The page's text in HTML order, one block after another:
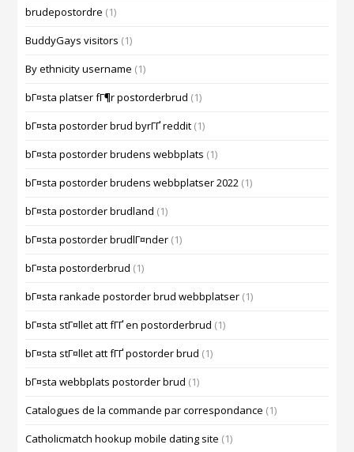
brudepostordre (1)
BuddyGays visitors (1)
By ethnicity username (1)
bГ¤sta platser fГ¶r postorderbrud (1)
bГ¤sta postorder brud byrГҐ reddit (1)
bГ¤sta postorder brudens webbplats (1)
bГ¤sta postorder brudens webbplatser 2022 (1)
bГ¤sta postorder brudland (1)
bГ¤sta postorder brudlГ¤nder (1)
bГ¤sta postorderbrud (1)
bГ¤sta rankade postorder brud webbplatser (1)
bГ¤sta stГ¤llet att fГҐ en postorderbrud (1)
bГ¤sta stГ¤llet att fГҐ postorder brud (1)
bГ¤sta webbplats postorder brud (1)
Catalogues de la commande par correspondance (1)
Catholicmatch hookup mobile dating site (1)